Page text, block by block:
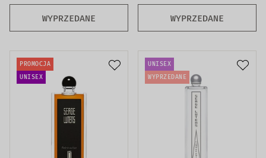
WYPRZEDANE WYPRZEDANE
PROMOCJA
UNISEX
UNISEX
WYPRZEDANE